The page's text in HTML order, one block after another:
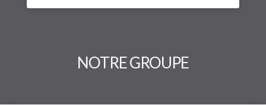
NOTRE GROUPE